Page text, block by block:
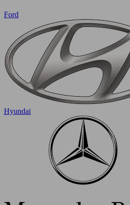
Ford
Hyundai